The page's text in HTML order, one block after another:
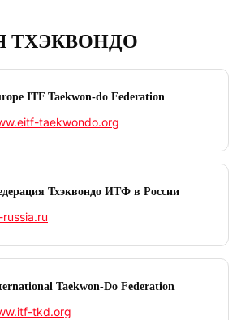
ТХЭКВОНДО
ITF Taekwon-do Federation
taekwondo.org
Тхэквондо ИТФ в России
Taekwon‑Do Federation
tkd.org